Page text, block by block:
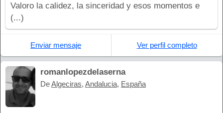
Valoro la calidez, la sinceridad y esos momentos e
(...)
Enviar mensaje Ver perfil completo
romanlopezdelaserna
DeAlgeciras, Andalucia, España